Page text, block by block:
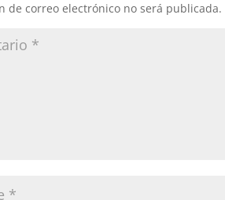
de correo electrónico no será publicada.